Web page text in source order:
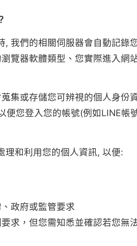
, 我們的相關伺服器會自動記錄
覽器軟體類型、您實際進入網
集或存儲您可辨視的個人身份
便您登入您的帳號(例如LINE帳
理和利用您的個人資訊, 以便:
政府或監管要求
求，但您需知悉並確認若您無